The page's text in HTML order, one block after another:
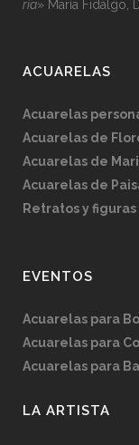
ría» María Fidalgo,
ACUARELAS
Acuarelas
Acuarelas de
Acuarelas de
Acuarelas de
Retratos y figuras
EVENTOS
Acuarelas para
Acuarelas para
Acuarelas para
LA ARTISTA